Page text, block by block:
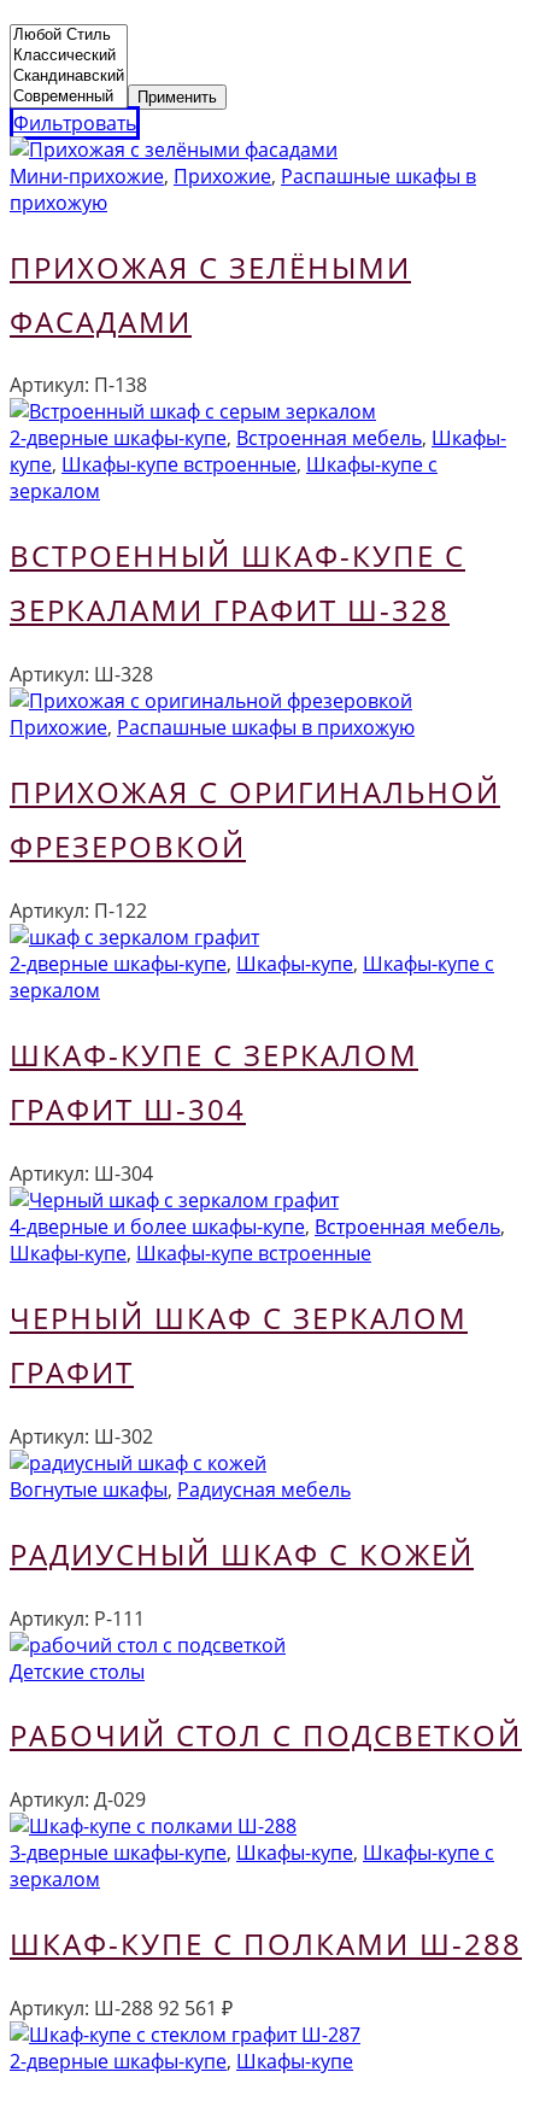
Применить
Фильтровать
Мини-прихожие, Прихожие, Распашные шкафы в
прихожую
ПРИХОЖАЯ С ЗЕЛЁНЫМИ
ФАСАДАМИ
Артикул: П-138
2-дверные шкафы-купе, Встроенная мебель, Шкафы-
купе, Шкафы-купе встроенные, Шкафы-купе с
зеркалом
ВСТРОЕННЫЙ ШКАФ-КУПЕ С
ЗЕРКАЛАМИ ГРАФИТ Ш-328
Артикул: Ш-328
Прихожие, Распашные шкафы в прихожую
ПРИХОЖАЯ С ОРИГИНАЛЬНОЙ
ФРЕЗЕРОВКОЙ
Артикул: П-122
2-дверные шкафы-купе, Шкафы-купе, Шкафы-купе с
зеркалом
ШКАФ-КУПЕ С ЗЕРКАЛОМ
ГРАФИТ Ш-304
Артикул: Ш-304
4-дверные и более шкафы-купе, Встроенная мебель,
Шкафы-купе, Шкафы-купе встроенные
ЧЕРНЫЙ ШКАФ С ЗЕРКАЛОМ
ГРАФИТ
Артикул: Ш-302
Вогнутые шкафы, Радиусная мебель
РАДИУСНЫЙ ШКАФ С КОЖЕЙ
Артикул: Р-111
Детские столы
РАБОЧИЙ СТОЛ С ПОДСВЕТКОЙ
Артикул: Д-029
3-дверные шкафы-купе, Шкафы-купе, Шкафы-купе с
зеркалом
ШКАФ-КУПЕ С ПОЛКАМИ Ш-288
Артикул: Ш-28892 561 ₽
2-дверные шкафы-купе, Шкафы-купе